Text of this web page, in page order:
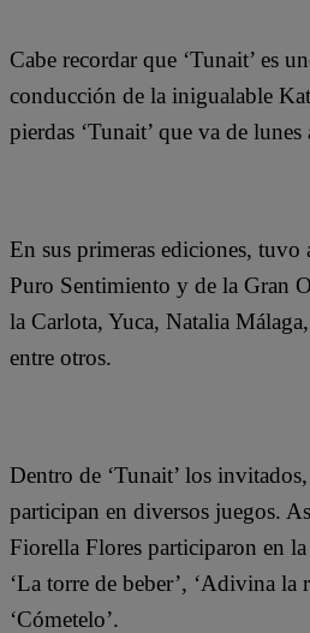
Cabe recordar que ‘Tunait’ es
conducción de la inigualable
pierdas ‘Tunait’ que va de
En sus primeras ediciones,
Puro Sentimiento y de la Gran
la Carlota, Yuca, Natalia
entre otros.
Dentro de ‘Tunait’ los
participan en diversos juegos.
Fiorella Flores participaron en
‘La torre de beber’, ‘Adivina la
‘Cómetelo’.